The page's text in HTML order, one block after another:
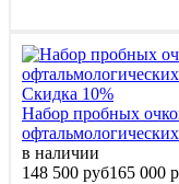
Скидка 10%
Набор пробных
в наличии
148 500 руб165 000